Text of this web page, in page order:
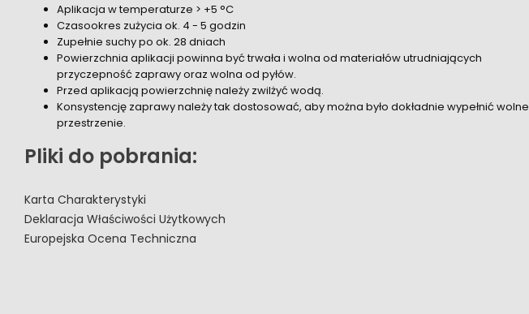
Aplikacja w temperaturze > +5 °C
Czasookres zużycia ok. 4 - 5 godzin
Zupełnie suchy po ok. 28 dniach
Powierzchnia aplikacji powinna być trwała i wolna od materiałów utrudniających
przyczepność zaprawy oraz wolna od pyłów.
Przed aplikacją powierzchnię należy zwilżyć wodą.
Konsystencję zaprawy należy tak dostosować, aby można było dokładnie wypełnić wolne
przestrzenie.
Pliki do pobrania:
Karta Charakterystyki
Deklaracja Właściwości Użytkowych
Europejska Ocena Techniczna